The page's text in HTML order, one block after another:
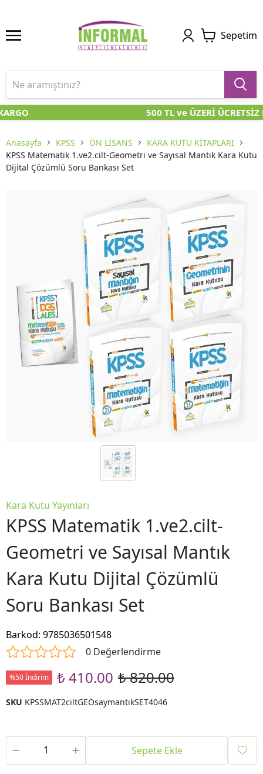
Sepetim
500 TL ve ÜZERİ ÜCRETSİZ
Anasayfa KPSS ÖN LİSANS
KARA KUTU KİTAPLARI
KPSS Matematik 1.ve2.cilt-Geometri ve Sayısal Mantık Kara Kutu
Dijital Çözümlü Soru Bankası Set
Kara Kutu Yayınları
KPSS Matematik 1.ve2.cilt-
Geometri ve Sayısal Mantık
Kara Kutu Dijital Çözümlü
Soru Bankası Set
Barkod: 9785036501548
0 Değerlendirme
%50 İndirim ₺ 410.00 ₺ 820.00
SKU KPSSMAT2ciltGEOsaymantıkSET4046
Sepete Ekle